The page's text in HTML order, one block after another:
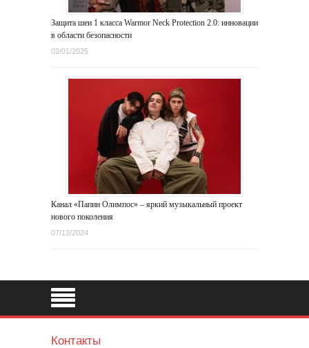
Защита шеи 1 класса Warmor Neck Protection 2.0: инновации
в области безопасности
02/01/2025
Канал «Папин Олимпос» – яркий музыкальный проект
нового поколения
07/12/2024
Контакты